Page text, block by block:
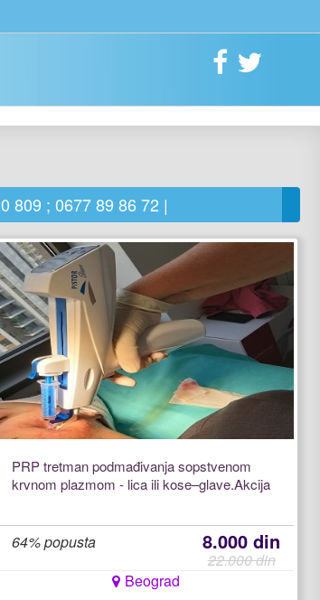
809 ; 0677 89 86 72 |
PRP tretman podmađivanja sopstvenom
krvnom plazmom - lica ili kose–glave.Akcija
64% popusta 8.000 din
22.000 din
Beograd